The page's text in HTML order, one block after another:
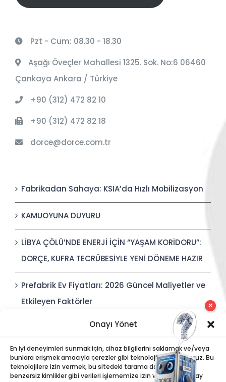
Onayı Yönet
En iyi deneyimleri sunmak için, cihaz bilgilerini saklamak ve/veya
bunlara erişmek amacıyla çerezler gibi teknolojiler kullanıyoruz. Bu
teknolojilere izin vermek, bu sitedeki tarama davranışı veya
benzersiz kimlikler gibi verileri işlememize izin verecektir. Onay
Pzt - Cum: 08.30 - 18.30
Aşağı Öveçler Mahallesi 1325. Sok. No:6 06460
Çankaya Ankara / Türkiye
+90 (312) 472 82 10
+90 (312) 472 82 18
dorce@dorce.com.tr
Fabrikadan Sahaya: KSIA’da Hızlı Mobilizasyon
KAMUOYUNA DUYURU
LİBYA ÇÖLÜ’NDE ENERJİ İÇİN “YAŞAM KORİDORU”:
DORÇE, KUFRA TECRÜBESİYLE YENİ DÖNEME HAZIR
Prefabrik Ev Fiyatları: 2026 Güncel Maliyetler ve
Etkileyen Faktörler
Polis Karakolları: Güvenli, Entegre ve Hızlı İnşa
Edilebilir Kamu Güvenliği Yapıları
✕